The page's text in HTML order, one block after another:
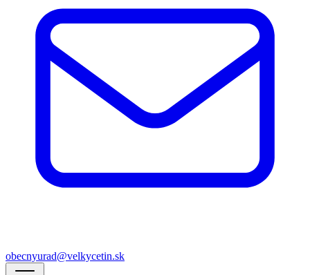
obecnyurad@velkycetin.sk